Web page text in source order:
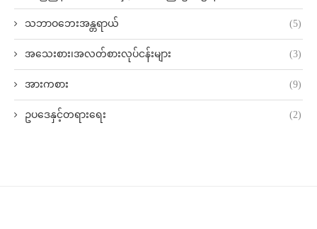
သဘာဝဘေးအန္တရာယ် (5)
အသေးစား၊အလတ်စားလုပ်ငန်းများ (3)
အားကစား (9)
ဥပဒေနှင့်တရားရေး (2)